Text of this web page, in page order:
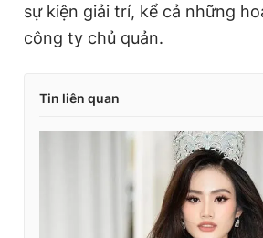
sự kiện giải trí, kể cả những
công ty chủ quản.
Tin liên quan